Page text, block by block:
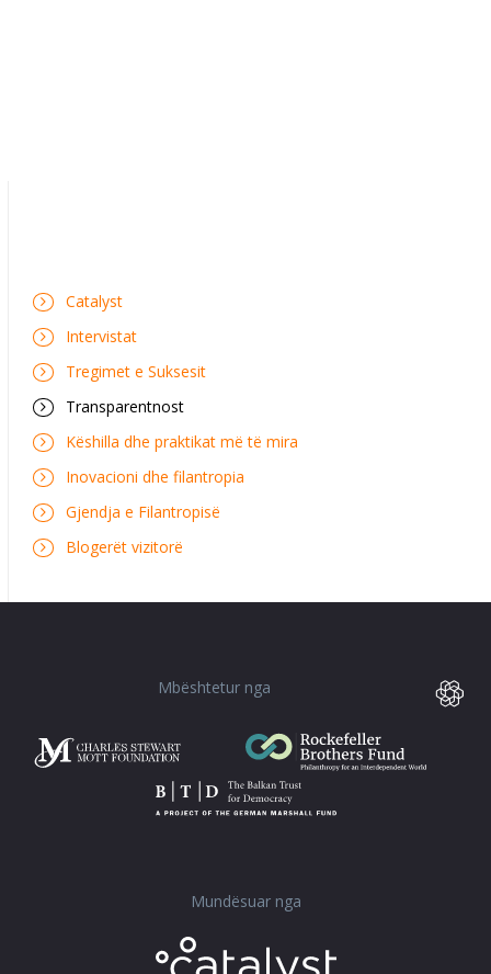
Catalyst
Intervistat
Tregimet e Suksesit
Transparentnost
Këshilla dhe praktikat më të mira
Inovacioni dhe filantropia
Gjendja e Filantropisë
Blogerët vizitorë
Mbështetur nga
Mundësuar nga